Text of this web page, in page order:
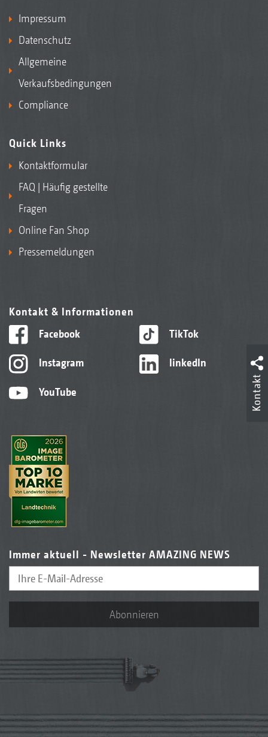
Impressum
Datenschutz
Allgemeine
Verkaufsbedingungen
Compliance
Quick Links
Kontaktformular
FAQ | Häufig gestellte
Fragen
Online Fan Shop
Pressemeldungen
Kontakt & Informationen
Facebook
Instagram
YouTube
TikTok
linkedIn
Immer aktuell - Newsletter AMAZING NEWS
Abonnieren
Kontakt